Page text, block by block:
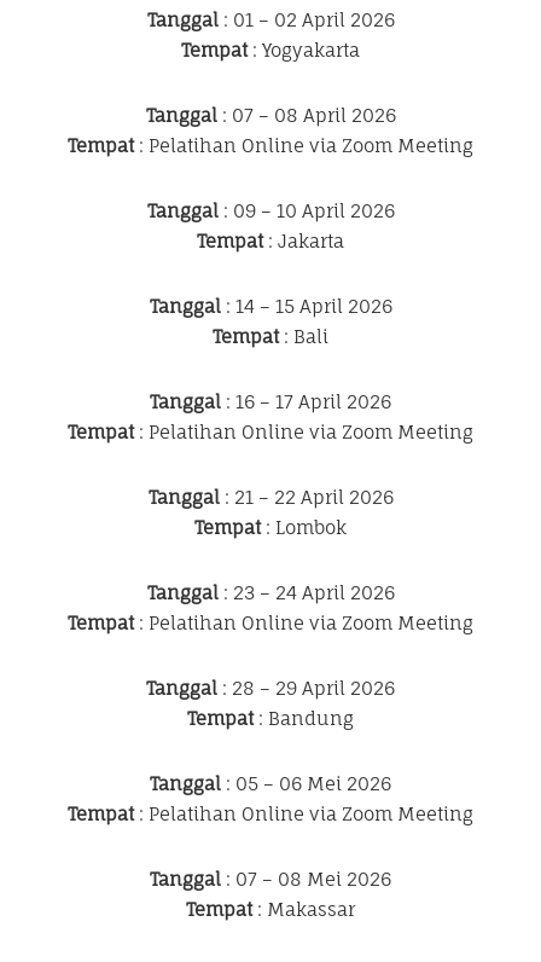
Tanggal: 01 – 02 April 2026
Tempat: Yogyakarta
Tanggal: 07 – 08 April 2026
Tempat: Pelatihan Online via Zoom Meeting
Tanggal: 09 – 10 April 2026
Tempat: Jakarta
Tanggal: 14 – 15 April 2026
Tempat: Bali
Tanggal : 16 – 17 April 2026
Tempat: Pelatihan Online via Zoom Meeting
Tanggal: 21 – 22 April 2026
Tempat: Lombok
Tanggal: 23 – 24 April 2026
Tempat: Pelatihan Online via Zoom Meeting
Tanggal : 28 – 29 April 2026
Tempat: Bandung
Tanggal : 05 – 06 Mei 2026
Tempat: Pelatihan Online via Zoom Meeting
Tanggal : 07 – 08 Mei 2026
Tempat: Makassar